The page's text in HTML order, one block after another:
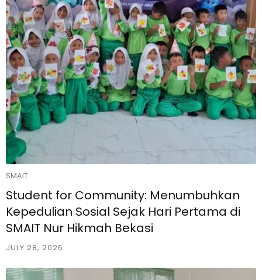
SMAIT
Student for Community: Menumbuhkan
Kepedulian Sosial Sejak Hari Pertama di
SMAIT Nur Hikmah Bekasi
JULY 28, 2026